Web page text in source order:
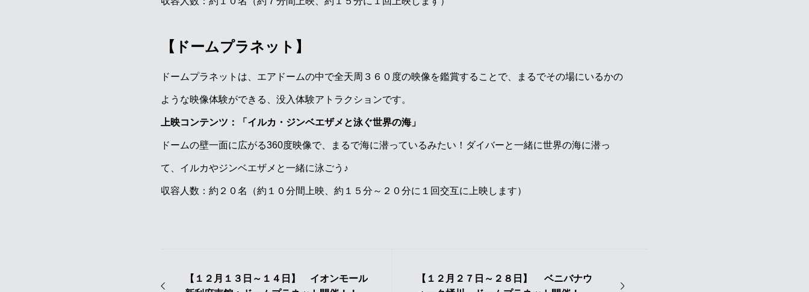
【ドームプラネット】
ドームプラネットは、エアドームの中で全天周３６０度の映像を鑑賞することで、まるでその場にいるかの
ような映像体験ができる、没入体験アトラクションです。
上映コンテンツ：「イルカ・ジンベエザメと泳ぐ世界の海」
ドームの壁一面に広がる360度映像で、まるで海に潜っているみたい！ダイバーと一緒に世界の海に潜っ
て、イルカやジンベエザメと一緒に泳ごう♪
収容人数：約２０名（約１０分間上映、約１５分～２０分に１回交互に上映します）
【１２月１３日～１４日】 イオンモール
【１２月２７日～２８日】 ベニバナウ